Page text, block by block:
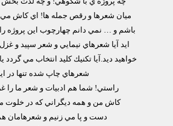
ميان شعرها و رقص جمله ها! اي كاش مي
باشم و … نمي دانم چهارچوب اين پروژه
ايد آيا شعرهاي نيمايي و شعر سپيد و
خواهيد ديد.آيا تكنيك كليد انتخاب مي گردد
شعرهاي چاپ شده تنها در
راستي! شما هم ادبيات و شعر ما را
كاش من و همه ديگراني كه در خلوت
دست و پا مي زنيم و شعرهامان